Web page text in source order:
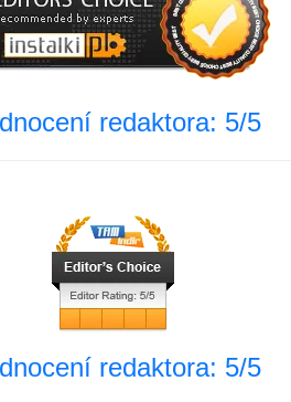
redaktora: 5/5
redaktora: 5/5